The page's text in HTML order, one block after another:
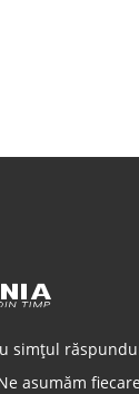
simțul
asumăm